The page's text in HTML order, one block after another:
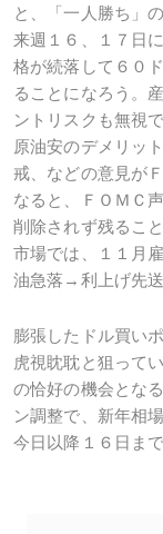
と、「一人勝ち」
来週１６、１７日
格が続落して６０
ることになろう。
ントリスクも無視で
原油安のデメリッ
戒、などの意見が
なると、ＦＯＭＣ
削除されず残るこ
市場では、１１月
油急落→利上げ先送
膨張したドル買い
虎視眈耽と狙って
の恰好の機会とな
ン調整で、新年相
今日以降１６日ま